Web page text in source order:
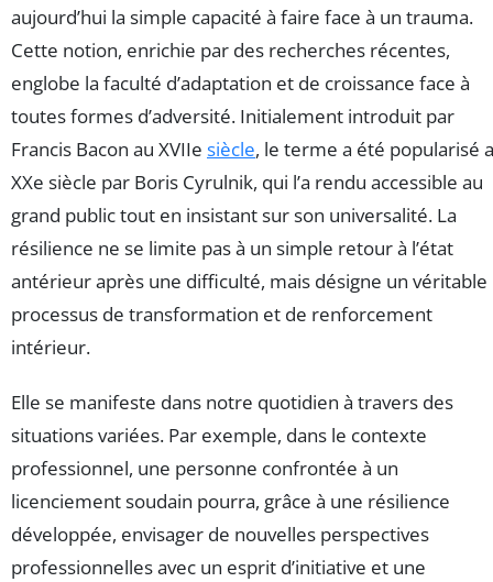
aujourd’hui la simple capacité à faire face à un trauma.
Cette notion, enrichie par des recherches récentes,
englobe la faculté d’adaptation et de croissance face à
toutes formes d’adversité. Initialement introduit par
Francis Bacon au XVIIe siècle, le terme a été popularisé
XXe siècle par Boris Cyrulnik, qui l’a rendu accessible au
grand public tout en insistant sur son universalité. La
résilience ne se limite pas à un simple retour à l’état
antérieur après une difficulté, mais désigne un véritable
processus de transformation et de renforcement
intérieur.
Elle se manifeste dans notre quotidien à travers des
situations variées. Par exemple, dans le contexte
professionnel, une personne confrontée à un
licenciement soudain pourra, grâce à une résilience
développée, envisager de nouvelles perspectives
professionnelles avec un esprit d’initiative et une